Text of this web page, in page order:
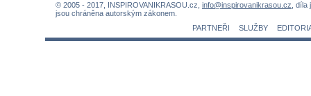
© 2005 - 2017, INSPIROVANIKRASOU.cz, info@inspirovanikrasou.cz, díla
jsou chráněna autorským zákonem.
PARTNEŘI
SLUŽBY